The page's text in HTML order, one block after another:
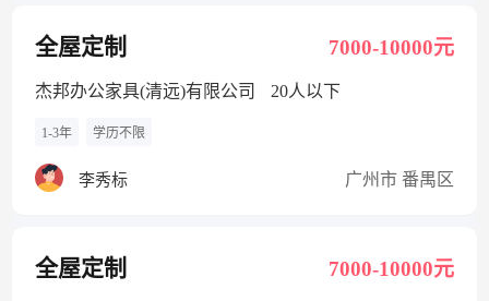
全屋定制 7000-10000元
杰邦办公家具(清远)有限公司 20人以下
1-3年 学历不限
李秀标 广州市 番禺区
全屋定制 7000-10000元